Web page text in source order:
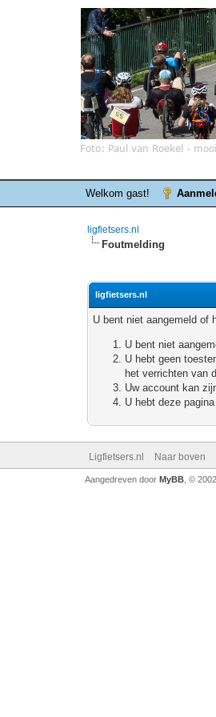
Welkom gast!
ligfietsers.nl
Foutmelding
ligfietsers.nl
U bent niet aangemeld of
U bent niet
U hebt geen
het verrichten van
Uw account kan
U hebt deze
Ligfietsers.nl Naar boven
Aangedreven door MyBB, ©